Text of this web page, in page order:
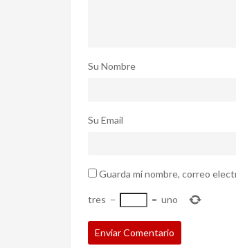
Su Nombre
Su Email
Guarda mi nombre, correo
tres − = uno